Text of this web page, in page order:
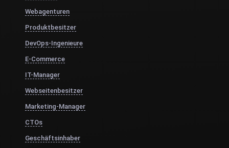
Webagenturen
Produktbesitzer
DevOps-Ingenieure
E-Commerce
IT-Manager
Webseitenbesitzer
Marketing-Manager
CTOs
Geschäftsinhaber